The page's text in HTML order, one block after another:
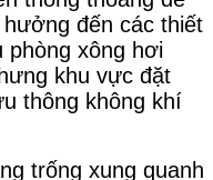
đến các thiết
phòng xông hơi
khu vực đặt
thông không khí
trống xung quanh